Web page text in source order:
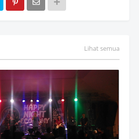
Lihat semua